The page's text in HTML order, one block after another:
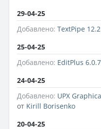
29-04-25
Добавлено: TextPipe 12.2
25-04-25
Добавлено: EditPlus
24-04-25
Добавлено: UPX
от Kirill Borisenko
20-04-25